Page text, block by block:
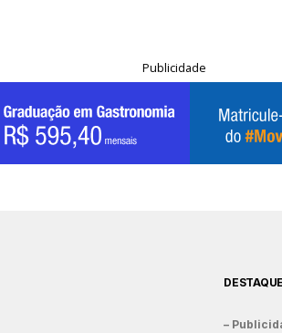
Publicidade
–